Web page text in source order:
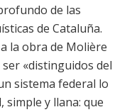
de las
de Cataluña.
la obra de Molière
«distinguidos del
sistema federal lo
simple y llana: que